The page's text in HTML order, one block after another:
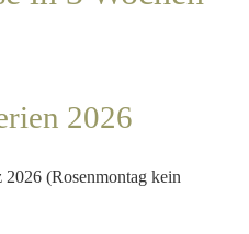
2026
(Rosenmontag kein